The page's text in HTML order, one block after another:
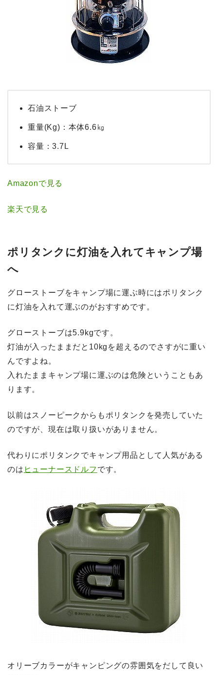
石油ストーブ
重量(Kg)：本体6.6㎏
容量：3.7L
Amazonで見る
楽天で見る
ポリタンクに灯油を入れてキャンプ場
へ
グローストーブをキャンプ場に運ぶ時にはポリタンク
に灯油を入れて運ぶのがおすすめです。
グローストーブは5.9kgです。
灯油が入ったままだと10kgを超えるのでさすがに重い
んですよね。
入れたままキャンプ場に運ぶのは危険ということもあ
ります。
以前はスノーピークからもポリタンクを発売していた
のですが、現在は取り扱いがありません。
代わりにポリタンクでキャンプ用品として人気がある
のは ヒューナースドルフ です。
オリーブカラーがキャンピングの雰囲気をだして良い